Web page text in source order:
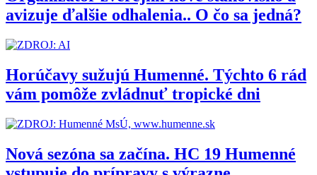
avizuje ďalšie odhalenia.. O čo sa jedná?
Horúčavy sužujú Humenné. Týchto 6 rád
vám pomôže zvládnuť tropické dni
Nová sezóna sa začína. HC 19 Humenné